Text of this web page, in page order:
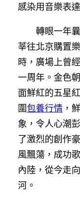
感染用音樂表
轉眼一年曩
莘往北京購置
時，廣場上曾
一周年。金色
面鮮紅的五星
圍包養行情 ，
象，令人心潮
了激烈的創作
風飄蕩，成功
內陸，從今走
河。